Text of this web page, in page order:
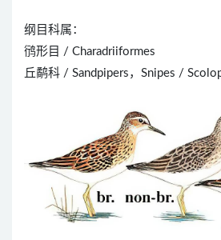
纲目科属：
鸻形目 / Charadriiformes
丘鹬科 / Sandpipers，Snipes /